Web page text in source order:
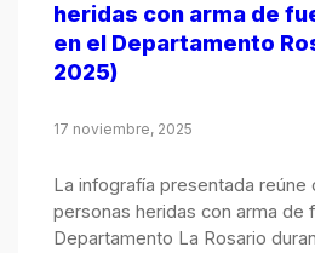
heridas con arma de
en el Departamento
2025)
17 noviembre, 2025
La infografía presentada reúne
personas heridas con arma de
Departamento La Rosario